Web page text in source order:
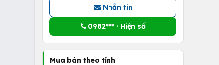
Nhắn tin
0982*** · Hiện số
Mua bán theo tỉnh